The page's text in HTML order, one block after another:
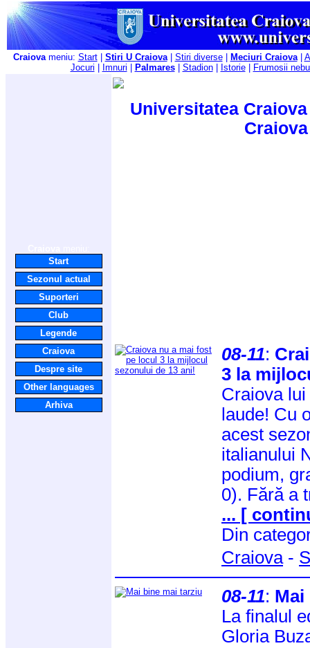
Craiovameniu: Start| Stiri U Craiova| Stiri diverse| Meciuri Craiova|
Jocuri
Imnuri Palmares| Stadion| Istorie| Frumosii
Start
Sezonul actual
Suporteri
Club
Legende
Craiova
Despre site
Other languages
Arhiva
Universitatea
08-11:
3 la
Craiova
laude! Cu
acest
italianului
podium,
0). Fără a
... [
Din
Craiova-
08-11: Mai
La finalul
Gloria